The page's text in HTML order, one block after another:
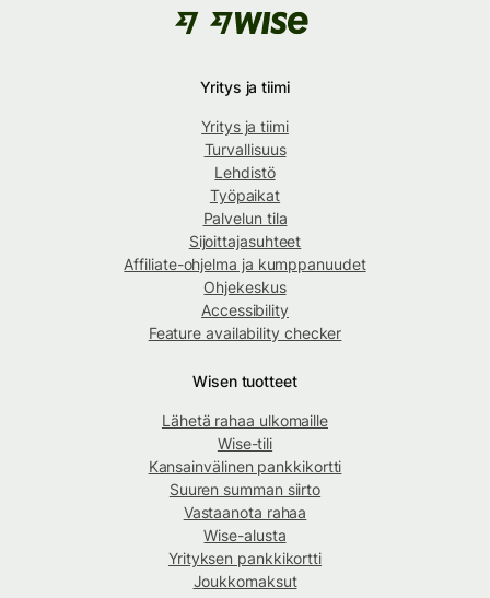
Yritys ja tiimi
Yritys ja tiimi
Turvallisuus
Lehdistö
Työpaikat
Palvelun tila
Sijoittajasuhteet
Affiliate-ohjelma ja kumppanuudet
Ohjekeskus
Accessibility
Feature availability checker
Wisen tuotteet
Lähetä rahaa ulkomaille
Wise-tili
Kansainvälinen pankkikortti
Suuren summan siirto
Vastaanota rahaa
Wise-alusta
Yrityksen pankkikortti
Joukkomaksut